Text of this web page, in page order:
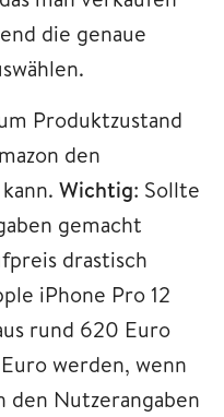
die genaue
Produktzustand
den
Wichtig: Sollte
gemacht
drastisch
iPhone Pro 12
rund 620 Euro
werden, wenn
den Nutzerangaben